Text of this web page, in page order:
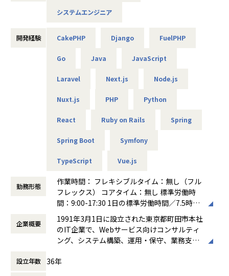
やすい環境です。
（コンサルタント・エンジニア・デザイナー等）が協働し合
うフラットな組織文化が根付いています。
・グループ全体が急成長フェーズにあり、主体的に組織成長
を実感しながらキャリアを築くことができます。
・資格取得支援や書籍購入補助、社内勉強会など、自己成長
を後押しする制度が充実しています。
・成果主義に基づいた評価制度が整っており、年功序列では
・コアタイムなしのフルフレックス制度とリモートワークを
フバランスを重視した柔軟な働き方が実現できます。
【業務の変更の範囲】
ービス開発の現場に参画しています。
pt等のモダン環境も豊富。営業が希望を丁寧にヒアリング
希望を最優先にアサインします。
＜キャリアチェンジ事例＞
oC向けのWebサービス開発にキャリアチェンジ
・フロントエンド経験がメインのエンジニアがバックエンド
JavaからGo、PHPからフロントへの挑戦など、未経験の言
語や領域への転向を歓迎。希望の案件を自身で選べるため、
理想の将来像に合わせたスキル獲得が可能です。また、標準
労働時間7.5時間でみなし残業もありません。全額支給される
残業代など、透明性の高い環境にてスキルアップと私生活の
両立を高いレベルで叶えることができます。技術を磨き続け
たい方に最適です。
システムエンジニア
開発経験 CakePHP Django FuelPHP
Go Java JavaScript
Laravel Next.js Node.js
Nuxt.js PHP Python
React Ruby on Rails Spring
Spring Boot Symfony
TypeScript Vue.js
勤務形態
作業時間： フレキシブルタイム：無し（フル
フレックス） コアタイム：無し 標準労働時
間：9:00-17:30 1日の標準労働時間／7.5時間
働き方：
フルフレックス制
時間外労働の有無： 有（月平均0時間～20時
間）
休憩時間： 60分
企業概要
1991年3月1日に設立された東京都町田市本社
のIT企業で、Webサービス向けコンサルティ
ング、システム構築、運用・保守、業務支援
発、試験、システム移行、AWS を中心とした
設立年数 36年